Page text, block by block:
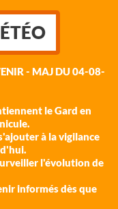
- MAJ DU 04-08-
le Gard en
à la vigilance
l'évolution de
informés dès que